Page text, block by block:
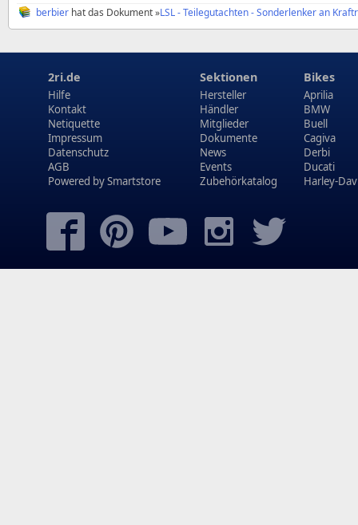
berbier hat das Dokument »LSL - Teilegutachten - Sonderlenker an
2ri.de
Hilfe
Kontakt
Netiquette
Impressum
Datenschutz
AGB
Powered bySmartstore
Sektionen
Hersteller
Händler
Mitglieder
Dokumente
News
Events
Zubehörkatalog
Bikes
Aprilia
BMW
Buell
Cagiva
Derbi
Ducati
Harley-